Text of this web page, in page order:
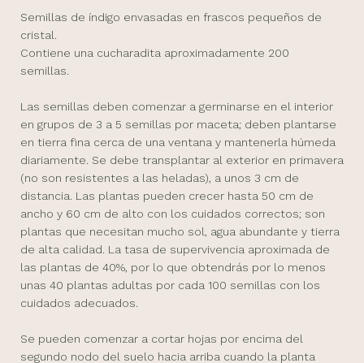
Semillas de índigo envasadas en frascos pequeños de
cristal.
Contiene una cucharadita aproximadamente 200
semillas.
Las semillas deben comenzar a germinarse en el interior
en grupos de 3 a 5 semillas por maceta; deben plantarse
en tierra fina cerca de una ventana y mantenerla húmeda
diariamente. Se debe transplantar al exterior en primavera
(no son resistentes a las heladas), a unos 3 cm de
distancia. Las plantas pueden crecer hasta 50 cm de
ancho y 60 cm de alto con los cuidados correctos; son
plantas que necesitan mucho sol, agua abundante y tierra
de alta calidad. La tasa de supervivencia aproximada de
las plantas de 40%, por lo que obtendrás por lo menos
unas 40 plantas adultas por cada 100 semillas con los
cuidados adecuados.
Se pueden comenzar a cortar hojas por encima del
segundo nodo del suelo hacia arriba cuando la planta